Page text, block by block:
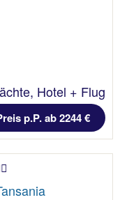
Hotel + Flug
p.P. ab 2244 €